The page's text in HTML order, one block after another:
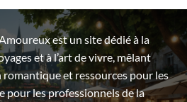
est un site dédié à la
et à l’art de vivre, mêlant
et ressources pour les
pour les professionnels de la